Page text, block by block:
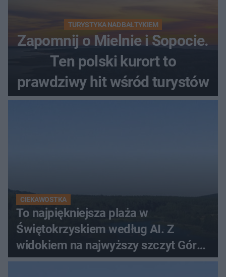
TURYSTYKA NAD BAŁTYKIEM
Zapomnij o Mielnie i Sopocie.
Ten polski kurort to
prawdziwy hit wśród turystów
CIEKAWOSTKA
To najpiękniejsza plaża w
Świętokrzyskiem według AI. Z
widokiem na najwyższy szczyt Gór
Świętokrzyskich